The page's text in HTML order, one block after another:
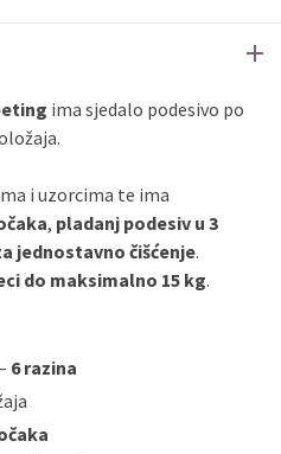
Jednokratno
ima sjedalo podesivo po
i uzorcima te ima
, pladanj podesiv u 3
jednostavno čišćenje.
do maksimalno 15 kg.
6 razina